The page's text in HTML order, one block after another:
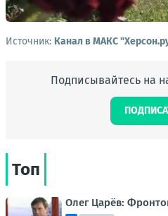
Источник: Канал в МАКС
Подписывайтесь на
Топ
Олег Царёв: